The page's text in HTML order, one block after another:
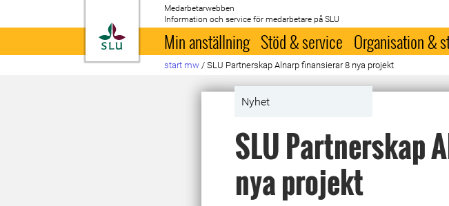
Till startsida
Medarbetarwebben
Information och service för medarbetare på SLU
Min anställning Stöd & service Organisation &
start mw / SLU Partnerskap Alnarp finansierar 8 nya projekt
Nyhet
SLU Partnerskap
nya projekt